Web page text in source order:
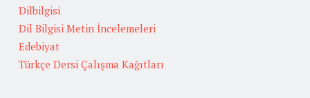
Dilbilgisi
Dil Bilgisi Metin İncelemeleri
Edebiyat
Türkçe Dersi Çalışma Kağıtları